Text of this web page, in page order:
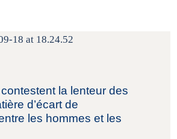
la lenteur des
d’écart de
les hommes et les